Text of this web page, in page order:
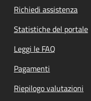
Richiedi assistenza
Statistiche del portale
Leggi le FAQ
Pagamenti
Riepilogo valutazioni